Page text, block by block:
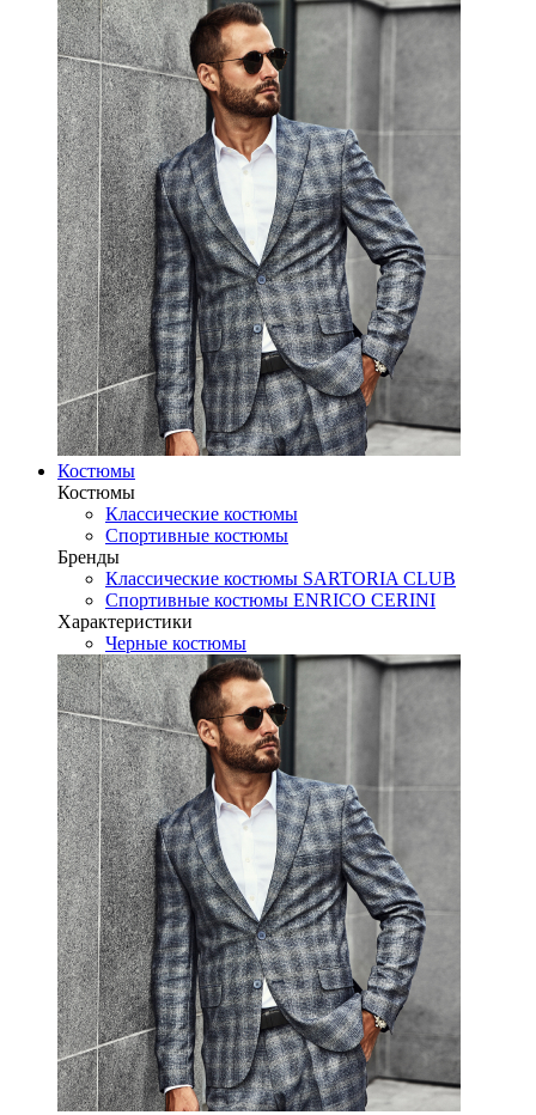
Костюмы
Костюмы
Классические костюмы
Спортивные костюмы
Бренды
Классические костюмы SARTORIA CLUB
Спортивные костюмы ENRICO CERINI
Характеристики
Черные костюмы